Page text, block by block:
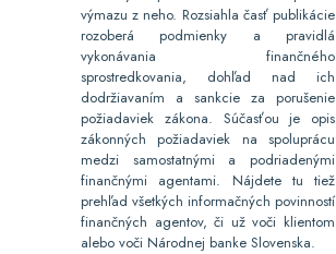
výmazu z neho. Rozsiahla časť publikácie
rozoberá podmienky a pravidlá
vykonávania finančného
sprostredkovania, dohľad nad ich
dodržiavaním a sankcie za porušenie
požiadaviek zákona. Súčasťou je opis
zákonných požiadaviek na spoluprácu
medzi samostatnými a podriadenými
finančnými agentami. Nájdete tu tiež
prehľad všetkých informačných povinností
finančných agentov, či už voči klientom
alebo voči Národnej banke Slovenska.